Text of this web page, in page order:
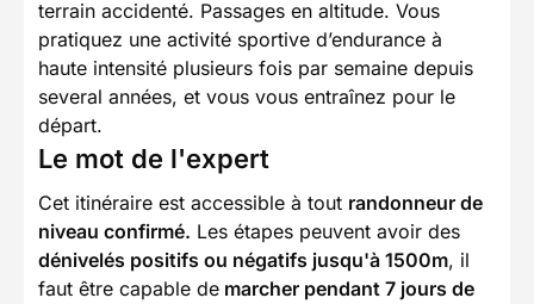
terrain accidenté. Passages en altitude. Vous
pratiquez une activité sportive d’endurance à
haute intensité plusieurs fois par semaine depuis
several années, et vous vous entraînez pour le
départ.
Le mot de l'expert
Cet itinéraire est accessible à tout randonneur de
niveau confirmé. Les étapes peuvent avoir des
dénivelés positifs ou négatifs jusqu'à 1500m, il
faut être capable de marcher pendant 7 jours de